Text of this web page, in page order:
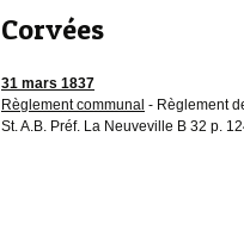
Corvées
31 mars 1837
Règlement communal - Règlement
St. A.B. Préf. La Neuveville B 32 p.